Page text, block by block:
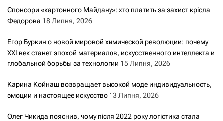
Спонсори «картонного Майдану»: хто платить за захист крісла
Федорова 18 Липня, 2026
Егор Буркин о новой мировой химической революции: почему
XXI век станет эпохой материалов, искусственного интеллекта и
глобальной борьбы за технологии 15 Липня, 2026
Карина Койнаш возвращает высокой моде индивидуальность,
эмоции и настоящее искусство 13 Липня, 2026
Олег Чикида пояснив, чому після 2022 року логістика стала